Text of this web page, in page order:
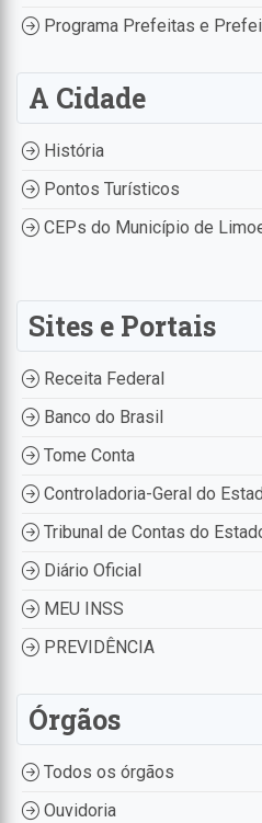
Programa Prefeitas e
A Cidade
História
Pontos Turísticos
CEPs do Município de
Sites e Portais
Receita Federal
Banco do Brasil
Tome Conta
Controladoria-Geral do
Tribunal de Contas do
Diário Oficial
MEU INSS
PREVIDÊNCIA
Órgãos
Todos os órgãos
Ouvidoria